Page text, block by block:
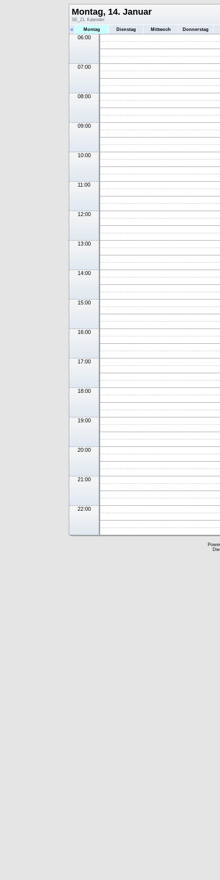
Montag, 14. Januar
SE_ZL Kalender
« Montag Dienstag Mittwoch Donnerstag
06:00
07:00
08:00
09:00
10:00
11:00
12:00
13:00
14:00
15:00
16:00
17:00
18:00
19:00
20:00
21:00
22:00